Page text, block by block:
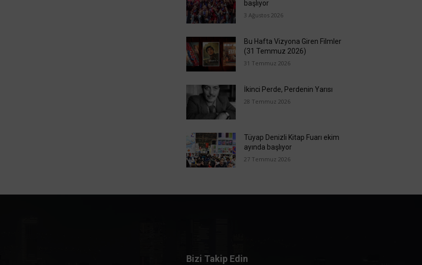
başlıyor
3 Ağustos 2026
Bu Hafta Vizyona Giren Filmler
(31 Temmuz 2026)
31 Temmuz 2026
İkinci Perde, Perdenin Yarısı
28 Temmuz 2026
Tüyap Denizli Kitap Fuarı ekim
ayında başlıyor
27 Temmuz 2026
Bizi Takip Edin